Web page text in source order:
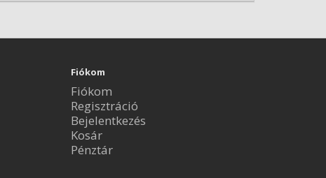
Fiókom
Fiókom
Regisztráció
Bejelentkezés
Kosár
Pénztár